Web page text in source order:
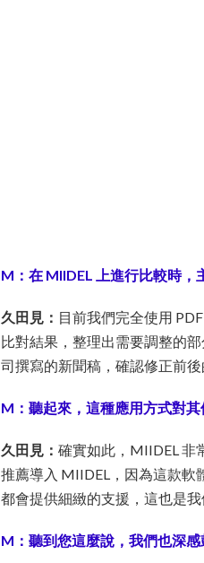
M：在 MIIDEL 上進行比較時，
久田見： 目前我們完全使用
比對結果，整理出需要調整的
司撰寫的新聞稿，確認修正前後
M：聽起來，這種應用方式對
久田見： 確實如此，MIIDEL 非
推薦導入 MIIDEL，因為這款軟
都會提供細緻的支援，這也是我
M：聽到您這麼說，我們也深感